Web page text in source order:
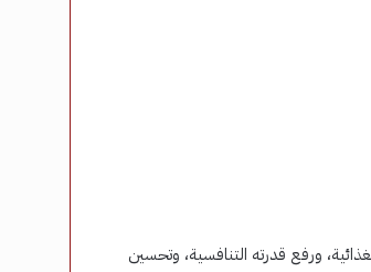
ورفع قدرته التنافسية، وتحسين